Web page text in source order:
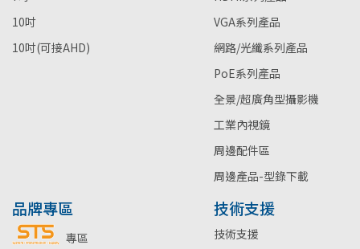
10吋
10吋(可接AHD)
VGA系列產品
網路/光纖系列產品
PoE系列產品
全景/超廣角型攝影機
工業內視鏡
周邊配件區
周邊產品-型錄下載
品牌專區
專區
技術支援
技術支援